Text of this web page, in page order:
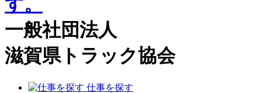
一般社団法人
滋賀県トラック協会
仕事を探す